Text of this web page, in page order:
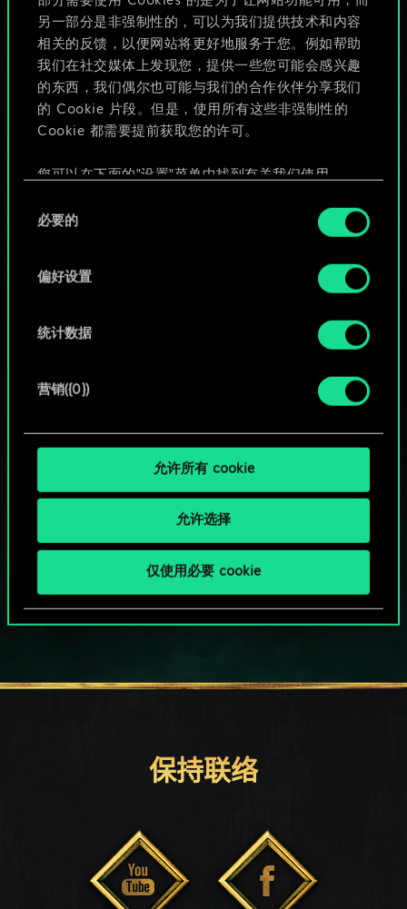
另一部分是非强制性的，可以为我们提供技术和内容
相关的反馈，以便网站将更好地服务于您。例如帮助
我们在社交媒体上发现您，提供一些您可能会感兴趣
的东西，我们偶尔也可能与我们的合作伙伴分享我们
的 Cookie 片段。但是，使用所有这些非强制性的
Cookie 都需要提前获取您的许可。
您可以在下面的"设置"菜单中找到有关我们使用
好。一旦您了解了其中的内容并准备好继续，请点
必要的
偏好设置
统计数据
营销({0})
允许所有 cookie
允许选择
仅使用必要 cookie
给牌组命名并撰写攻略
编辑牌组
或
浏览社区牌组
HOW ABOUT A ROUND OF GWENT?
PC端免费下载游玩
保持联络